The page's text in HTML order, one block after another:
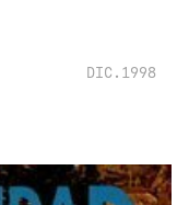
DIC.1998